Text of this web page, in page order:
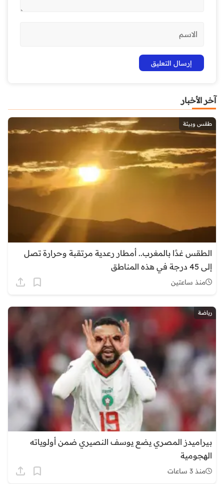
آخر الأخبار
طقس وبيئة
الطقس غدًا بالمغرب.. أمطار رعدية مرتقبة وحرارة تصل
إلى 45 درجة في هذه المناطق
منذ ساعتين
رياضة
بيراميدز المصري يضع يوسف النصيري ضمن أولوياته
الهجومية
منذ 3 ساعات